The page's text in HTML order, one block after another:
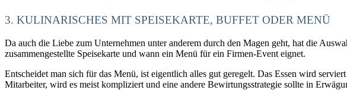
3. KULINARISCHES MIT SPEISEKARTE, BUFFET ODER MENÜ
Da auch die Liebe zum Unternehmen unter anderem durch den Magen geht, hat die
zusammengestellte Speisekarte und wann ein Menü für ein Firmen-Event eignet.
Entscheidet man sich für das Menü, ist eigentlich alles gut geregelt. Das Essen wird
Mitarbeiter, wird es meist kompliziert und eine andere Bewirtungsstrategie sollte in